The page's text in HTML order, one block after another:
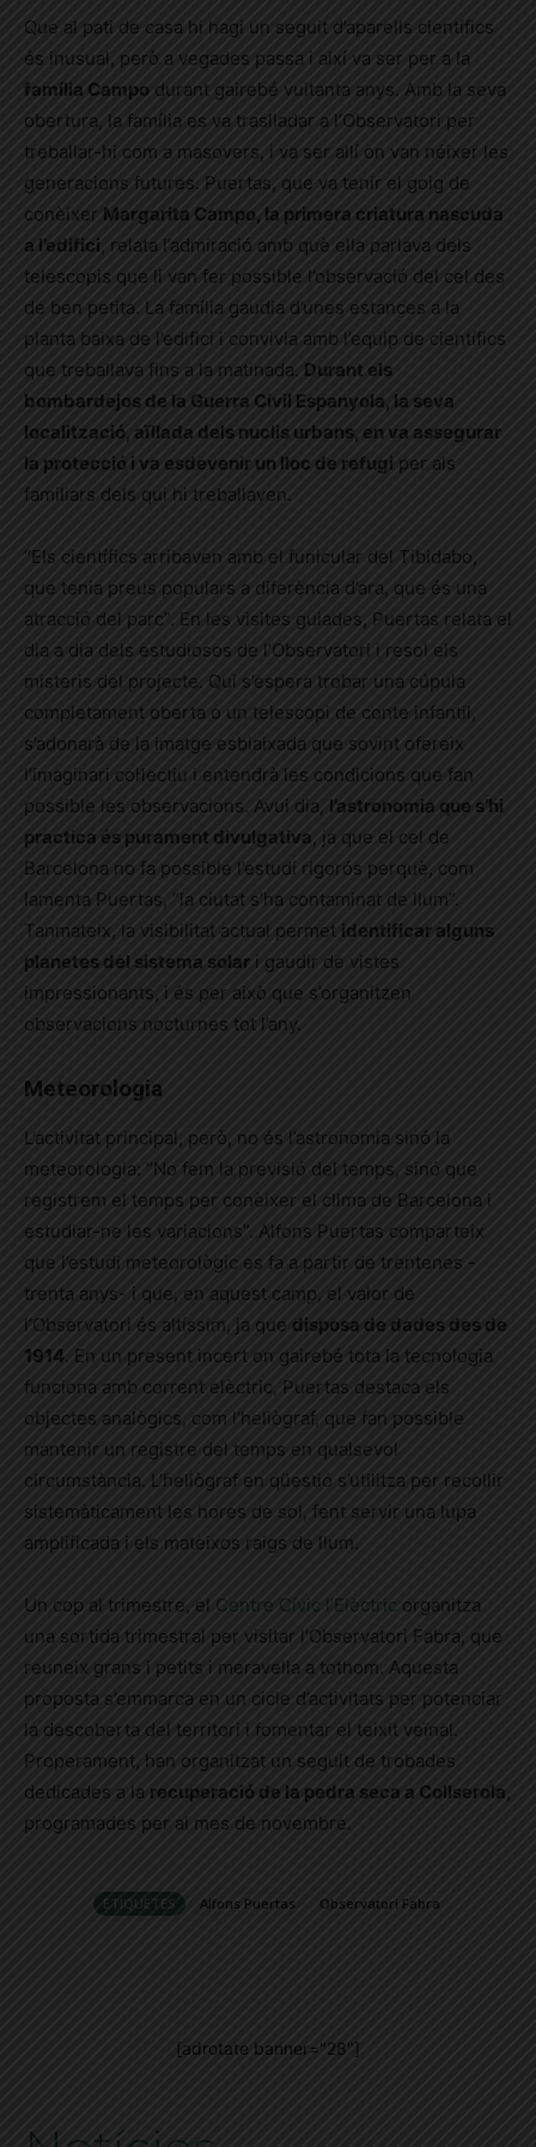
Que al pati de casa hi hagi un seguit d’aparells científics
és inusual, però a vegades passa i així va ser per a la
família Campo durant gairebé vuitanta anys. Amb la seva
obertura, la família es va traslladar a l’Observatori per
treballar-hi com a masovers, i va ser allí on van néixer les
generacions futures. Puertas, que va tenir el goig de
conèixer Margarita Campo, la primera criatura nascuda
a l’edifici, relata l’admiració amb què ella parlava dels
telescopis que li van fer possible l’observació del cel des
de ben petita. La família gaudia d’unes estances a la
planta baixa de l’edifici i convivia amb l’equip de científics
que treballava fins a la matinada. Durant els
bombardejos de la Guerra Civil Espanyola, la seva
localització, aïllada dels nuclis urbans, en va assegurar
la protecció i va esdevenir un lloc de refugi per als
familiars dels qui hi treballaven.
“Els científics arribaven amb el funicular del Tibidabo,
que tenia preus populars a diferència d’ara, que és una
atracció del parc”. En les visites guiades, Puertas relata el
dia a dia dels estudiosos de l’Observatori i resol els
misteris del projecte. Qui s’espera trobar una cúpula
completament oberta o un telescopi de conte infantil,
s’adonarà de la imatge esbiaixada que sovint ofereix
l’imaginari col·lectiu i entendrà les condicions que fan
possible les observacions. Avui dia, l’astronomia que s’hi
practica és purament divulgativa, ja que el cel de
Barcelona no fa possible l’estudi rigorós perquè, com
lamenta Puertas, “la ciutat s’ha contaminat de llum”.
Tanmateix, la visibilitat actual permet identificar alguns
planetes del sistema solar i gaudir de vistes
impressionants, i és per això que s’organitzen
observacions nocturnes tot l’any.
Meteorologia
L’activitat principal, però, no és l’astronomia sinó la
meteorologia: “No fem la previsió del temps, sinó que
registrem el temps per conèixer el clima de Barcelona i
estudiar-ne les variacions”. Alfons Puertas comparteix
que l’estudi meteorològic es fa a partir de trentenes -
trenta anys- i que, en aquest camp, el valor de
l’Observatori és altíssim, ja que disposa de dades des de
1914. En un present incert on gairebé tota la tecnologia
funciona amb corrent elèctric, Puertas destaca els
objectes analògics, com l’heliògraf, que fan possible
mantenir un registre del temps en qualsevol
circumstància. L’heliògraf en qüestió s’utilitza per recollir
sistemàticament les hores de sol, fent servir una lupa
amplificada i els mateixos raigs de llum.
Un cop al trimestre, el Centre Cívic l’Elèctric organitza
una sortida trimestral per visitar l’Observatori Fabra, que
reuneix grans i petits i meravella a tothom. Aquesta
proposta s’emmarca en un cicle d’activitats per potenciar
la descoberta del territori i fomentar el teixit veïnal.
Properament, han organitzat un seguit de trobades
dedicades a la recuperació de la pedra seca a Collserola,
programades per al mes de novembre.
ETIQUETES Alfons Puertas Observatori Fabra
[adrotate banner="28"]